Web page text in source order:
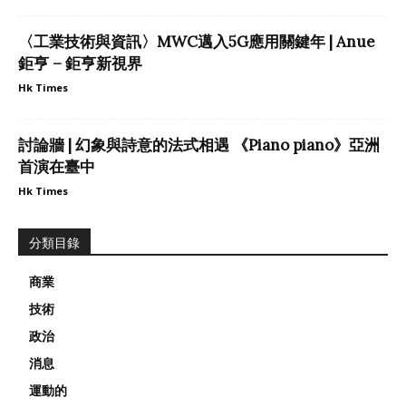
〈工業技術與資訊〉MWC邁入5G應用關鍵年 | Anue
鉅亨 – 鉅亨新視界
Hk Times
討論牆 | 幻象與詩意的法式相遇 《Piano piano》亞洲
首演在臺中
Hk Times
分類目錄
商業
技術
政治
消息
運動的